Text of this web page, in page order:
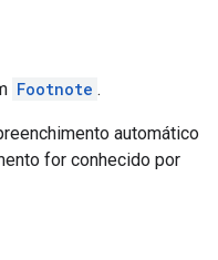
Footnote .
automático
for conhecido por